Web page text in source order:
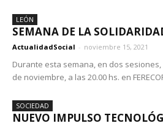
LEÓN
SEMANA DE LA
ActualidadSocial - noviembre 15, 2021
Durante esta semana, en dos
de noviembre, a las 20.00 hs. en
SOCIEDAD
NUEVO IMPULSO